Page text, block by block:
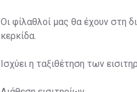
Οι φίλαθλοί μας θα έχουν στη
κερκίδα.
Ισχύει η ταξιθέτηση των